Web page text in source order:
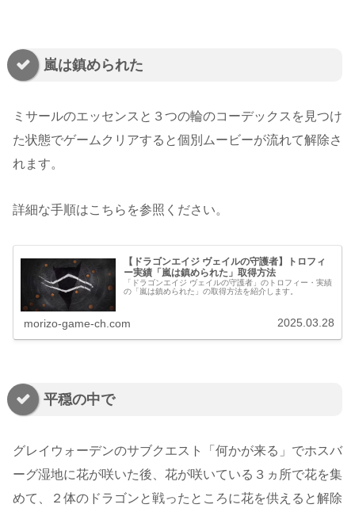
嵐は鎮められた
ミサールのエッセンスと３つの輪のコーデックスを見つけ
た状態でゲームクリアすると個別ムービーが流れて解除さ
れます。
詳細な手順はこちらを参照ください。
【ドラゴンエイジ ヴェイルの守護者】トロフィ
ー実績「嵐は鎮められた」取得方法
「ドラゴンエイジ ヴェイルの守護者」のトロフィー・実績
の「嵐は鎮められた」の取得方法を紹介します。
morizo-game-ch.com 2025.03.28
平穏の中で
グレイウォーデンのサブクエスト「何かが来る」でホスバ
ーグ湿地に花が咲いた後、花が咲いている３ヵ所で花を集
めて、２体のドラゴンと戦ったところに花を供えると解除